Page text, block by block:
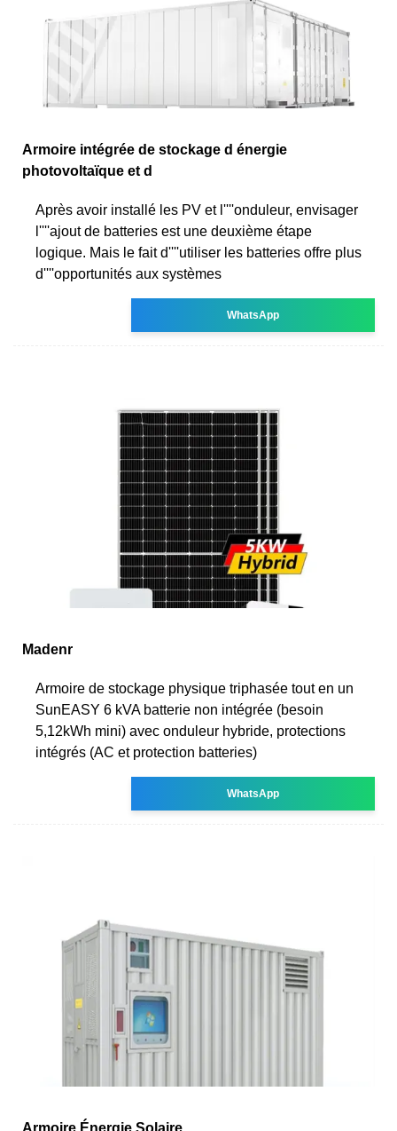
Armoire intégrée de stockage d énergie
photovoltaïque et d
Après avoir installé les PV et l''''onduleur, envisager
l''''ajout de batteries est une deuxième étape
logique. Mais le fait d''''utiliser les batteries offre plus
d''''opportunités aux systèmes
WhatsApp
Madenr
Armoire de stockage physique triphasée tout en un
SunEASY 6 kVA batterie non intégrée (besoin
5,12kWh mini) avec onduleur hybride, protections
intégrés (AC et protection batteries)
WhatsApp
Armoire Énergie Solaire